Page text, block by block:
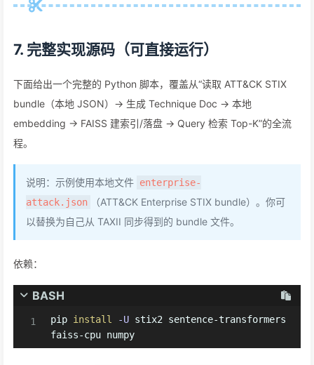
7. 完整实现源码（可直接运行）
下面给出一个完整的 Python 脚本，覆盖从“读取 ATT&CK STIX
bundle（本地 JSON）-> 生成 Technique Doc -> 本地
embedding -> FAISS 建索引/落盘 -> Query 检索 Top-K”的全流
程。
说明：示例使用本地文件 enterprise-
attack.json
（ATT&CK Enterprise STIX bundle）。你可
以替换为自己从 TAXII 同步得到的 bundle 文件。
依赖：
BASH
pip install -U stix2 sentence-transformers
faiss-cpu numpy